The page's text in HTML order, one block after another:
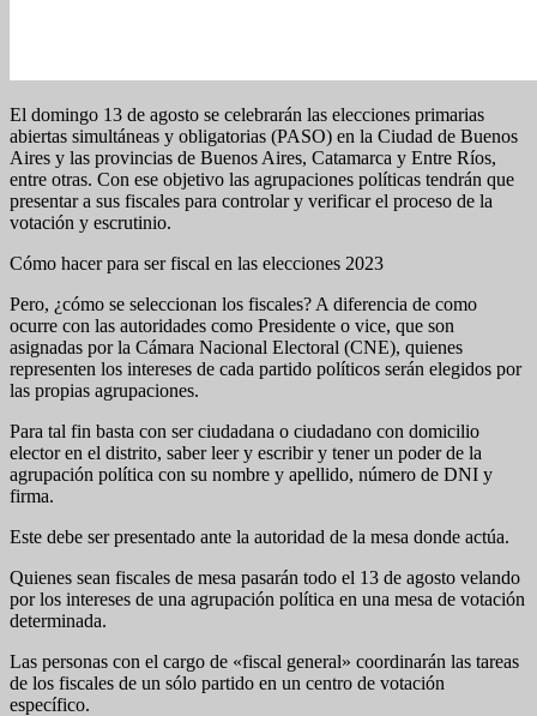
El domingo 13 de agosto se celebrarán las elecciones primarias
abiertas simultáneas y obligatorias (PASO) en la Ciudad de Buenos
Aires y las provincias de Buenos Aires, Catamarca y Entre Ríos,
entre otras. Con ese objetivo las agrupaciones políticas tendrán que
presentar a sus fiscales para controlar y verificar el proceso de la
votación y escrutinio.
Cómo hacer para ser fiscal en las elecciones 2023
Pero, ¿cómo se seleccionan los fiscales? A diferencia de como
ocurre con las autoridades como Presidente o vice, que son
asignadas por la Cámara Nacional Electoral (CNE), quienes
representen los intereses de cada partido políticos serán elegidos por
las propias agrupaciones.
Para tal fin basta con ser ciudadana o ciudadano con domicilio
elector en el distrito, saber leer y escribir y tener un poder de la
agrupación política con su nombre y apellido, número de DNI y
firma.
Este debe ser presentado ante la autoridad de la mesa donde actúa.
Quienes sean fiscales de mesa pasarán todo el 13 de agosto velando
por los intereses de una agrupación política en una mesa de votación
determinada.
Las personas con el cargo de «fiscal general» coordinarán las tareas
de los fiscales de un sólo partido en un centro de votación
específico.